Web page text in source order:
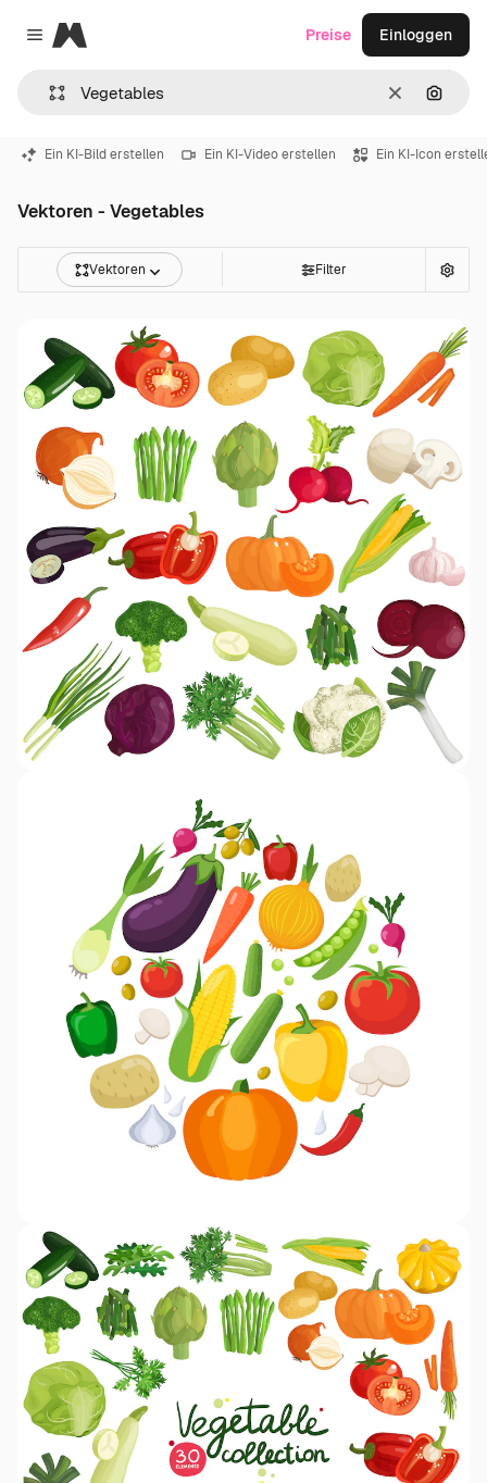
Close menu
Magnific
LöschenNach
Preise Einloggen
Ein KI-Bild erstellen Ein KI-Video erstellen Ein KI-Icon
Vektoren - Vegetables
Vektoren Filter